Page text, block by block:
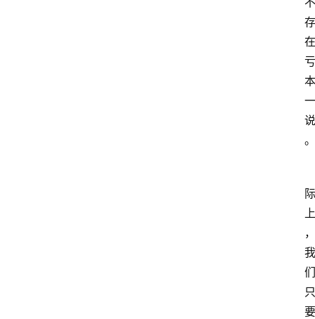
存
在
亏
本
一
说
。
际
上
，
我
们
只
要